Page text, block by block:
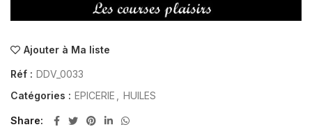
Ajouter à Ma liste
Réf : DDV_0033
Catégories : EPICERIE HUILES
Share